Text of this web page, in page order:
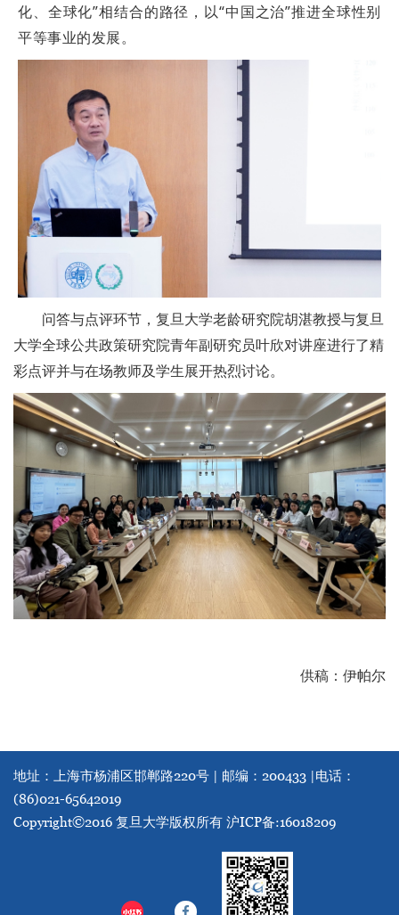
化、全球化”相结合的路径，以“中国之治”推进全球性别
平等事业的发展。
问答与点评环节，复旦大学老龄研究院胡湛教授与复旦
大学全球公共政策研究院青年副研究员叶欣对讲座进行了精
彩点评并与在场教师及学生展开热烈讨论。
供稿：伊帕尔
地址：上海市杨浦区邯郸路220号 | 邮编：200433 |电话：
(86)021-65642019
Copyright©2016 复旦大学版权所有 沪ICP备:16018209